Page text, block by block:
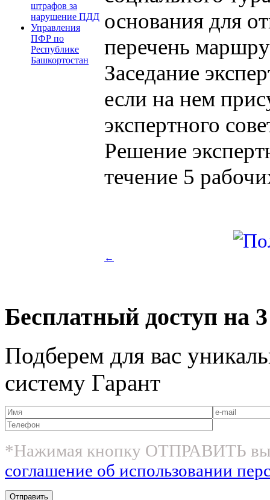
штрафов за
нарушение ПДД
Управления
ПФР по
Республике
Башкортостан
основания для
перечень
Заседание
если на нем
экспертного
Решение
течение 5
←
Бесплатный доступ на
Подберем для вас
систему Гарант
*Нажимая кнопку ОТПРАВИТЬ
соглашение об использовании